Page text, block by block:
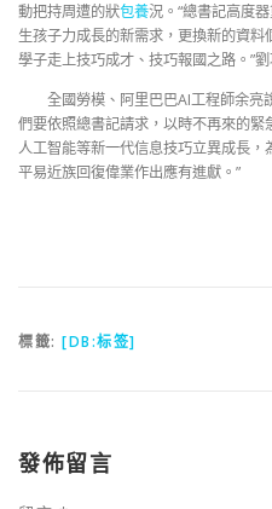
動把持周遭的狀包養況。“總書記高度
生孩子力成長的新需求，更換新的資
學子走上技巧成才、技巧報國之路。”
全國勞模、阿里巴巴AI工程師余亮
們要依照總書記請求，以時不再來的
人工智能等新一代信息技巧立異成長，
平易近族回復偉業作出應有進獻。”
標籤: [DB:标签]
發佈留言